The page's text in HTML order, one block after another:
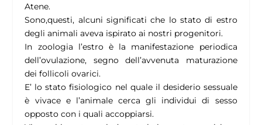
Atene.
Sono,questi, alcuni significati che lo stato di estro
degli animali aveva ispirato ai nostri progenitori.
In zoologia l’estro è la manifestazione periodica
dell’ovulazione, segno dell’avvenuta maturazione
dei follicoli ovarici.
E’ lo stato fisiologico nel quale il desiderio sessuale
è vivace e l’animale cerca gli individui di sesso
opposto con i quali accoppiarsi.